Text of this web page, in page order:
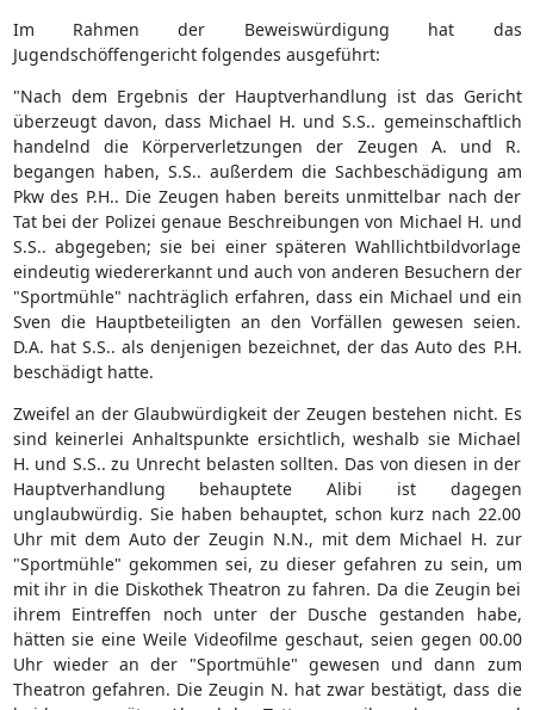
Im Rahmen der Beweiswürdigung hat das
Jugendschöffengericht folgendes ausgeführt:
"Nach dem Ergebnis der Hauptverhandlung ist das Gericht
überzeugt davon, dass Michael H. und S.S.. gemeinschaftlich
handelnd die Körperverletzungen der Zeugen A. und R.
begangen haben, S.S.. außerdem die Sachbeschädigung am
Pkw des P.H.. Die Zeugen haben bereits unmittelbar nach der
Tat bei der Polizei genaue Beschreibungen von Michael H. und
S.S.. abgegeben; sie bei einer späteren Wahllichtbildvorlage
eindeutig wiedererkannt und auch von anderen Besuchern der
"Sportmühle" nachträglich erfahren, dass ein Michael und ein
Sven die Hauptbeteiligten an den Vorfällen gewesen seien.
D.A. hat S.S.. als denjenigen bezeichnet, der das Auto des P.H.
beschädigt hatte.
Zweifel an der Glaubwürdigkeit der Zeugen bestehen nicht. Es
sind keinerlei Anhaltspunkte ersichtlich, weshalb sie Michael
H. und S.S.. zu Unrecht belasten sollten. Das von diesen in der
Hauptverhandlung behauptete Alibi ist dagegen
unglaubwürdig. Sie haben behauptet, schon kurz nach 22.00
Uhr mit dem Auto der Zeugin N.N., mit dem Michael H. zur
"Sportmühle" gekommen sei, zu dieser gefahren zu sein, um
mit ihr in die Diskothek Theatron zu fahren. Da die Zeugin bei
ihrem Eintreffen noch unter der Dusche gestanden habe,
hätten sie eine Weile Videofilme geschaut, seien gegen 00.00
Uhr wieder an der "Sportmühle" gewesen und dann zum
Theatron gefahren. Die Zeugin N. hat zwar bestätigt, dass die